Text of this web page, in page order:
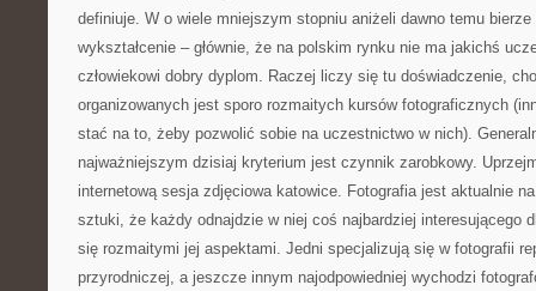
definiuje. W o wiele mniejszym stopniu aniżeli dawno temu bierze
wykształcenie – głównie, że na polskim rynku nie ma jakichś
człowiekowi dobry dyplom. Raczej liczy się tu doświadczenie,
organizowanych jest sporo rozmaitych kursów fotograficznych
stać na to, żeby pozwolić sobie na uczestnictwo w nich).
najważniejszym dzisiaj kryterium jest czynnik zarobkowy.
internetową sesja zdjęciowa katowice. Fotografia jest aktualnie
sztuki, że każdy odnajdzie w niej coś najbardziej interesującego
się rozmaitymi jej aspektami. Jedni specjalizują się w fotografii
przyrodniczej, a jeszcze innym najodpowiedniej wychodzi